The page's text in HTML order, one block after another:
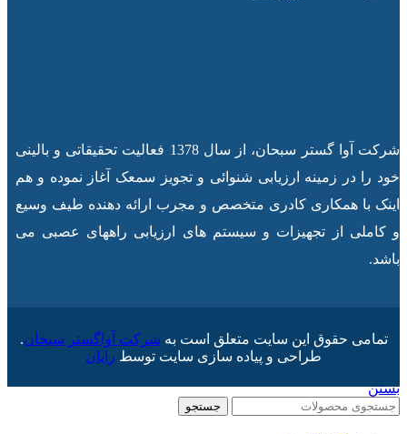
شرکت آوا گستر سبحان، از سال 1378 فعالیت تحقیقاتی و بالینی
خود را در زمینه ارزیابی شنوائی و تجویز سمعک آغاز نموده و هم
اینک با همکاری کادری متخصص و مجرب ارائه دهنده طیف وسیع
و کاملی از تجهیزات و سیستم های ارزیابی راههای عصبی می
باشد.
تمامی حقوق این سایت متعلق است به شرکت آواگستر سبحان.
طراحی و پیاده سازی سایت توسط رایان
بستن
جستجو